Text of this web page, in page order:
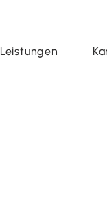
Leistungen